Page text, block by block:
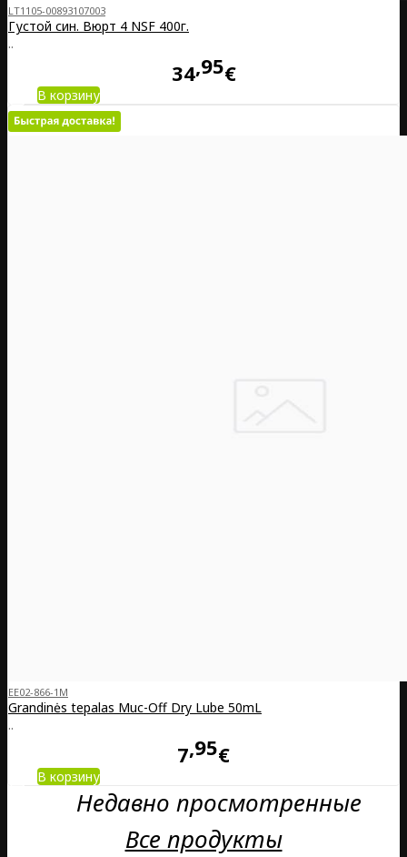
LT1105-00893107003
Густой син. Вюрт 4 NSF 400г.
..
34 95€
В корзину
EE02-866-1M
Grandinės tepalas Muc-Off Dry Lube 50mL
..
7 95€
В корзину
Недавно просмотренные
Все продукты